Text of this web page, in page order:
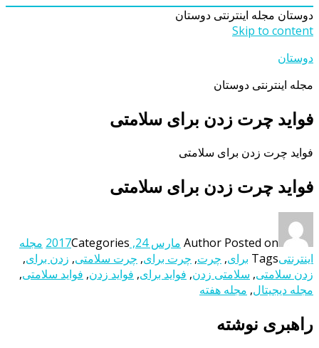
دوستان مجله اینترنتی دوستان
Skip to content
دوستان
مجله اینترنتی دوستان
فواید چرت زدن برای سلامتی
فواید چرت زدن برای سلامتی
فواید چرت زدن برای سلامتی
Author Posted on مارس 24, 2017 Categories
مجله
اینترنتیTags برای, چرت, چرت برای, چرت سلامتی, زدن برای,
زدن سلامتی, سلامتی زدن, فواید برای, فواید زدن, فواید سلامتی,
مجله دیجیتال, مجله هفته
راهبری نوشته